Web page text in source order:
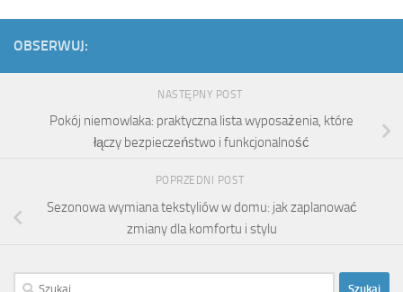
OBSERWUJ:
NASTĘPNY POST
Pokój niemowlaka: praktyczna lista wyposażenia, które
łączy bezpieczeństwo i funkcjonalność
POPRZEDNI POST
Sezonowa wymiana tekstyliów w domu: jak zaplanować
zmiany dla komfortu i stylu
Szukaj: